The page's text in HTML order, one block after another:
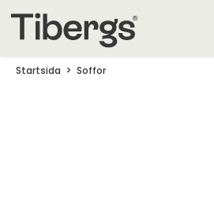
Startsida Soffor